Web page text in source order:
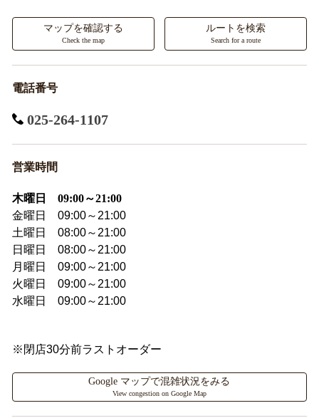
マップを確認する
Check the map
ルートを検索
Search for a route
電話番号
025-264-1107
営業時間
木曜日 09:00～21:00
金曜日 09:00～21:00
土曜日 08:00～21:00
日曜日 08:00～21:00
月曜日 09:00～21:00
火曜日 09:00～21:00
水曜日 09:00～21:00
※閉店30分前ラストオーダー
Google マップで混雑状況をみる
View congestion on Google Map